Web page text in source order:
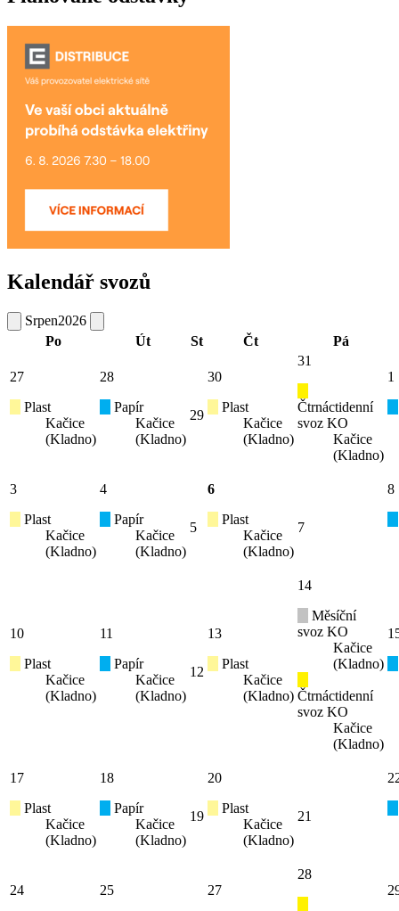
Kalendář svozů
Srpen2026
Po
Út St Čt Pá
27
Plast
Kačice
(Kladno)
28
Papír
Kačice
(Kladno)
29
30
Plast
Kačice
(Kladno)
31
Čtrnáctidenní
svoz KO
Kačice
(Kladno)
1
3
Plast
Kačice
(Kladno)
4
Papír
Kačice
(Kladno)
5
6
Plast
Kačice
(Kladno)
7
8
10
Plast
Kačice
(Kladno)
11
Papír
Kačice
(Kladno)
12
13
Plast
Kačice
(Kladno)
14
Měsíční
svoz KO
Kačice
(Kladno)
Čtrnáctidenní
svoz KO
Kačice
(Kladno)
17
Plast
Kačice
(Kladno)
18
Papír
Kačice
(Kladno)
19
20
Plast
Kačice
(Kladno)
21
24
25
27
28